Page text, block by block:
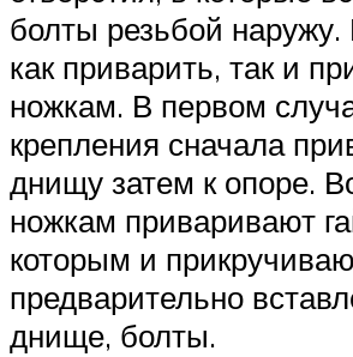
болты резьбой
как приварить, так и
ножкам. В первом
крепления сначала
днищу затем к опоре.
ножкам приваривают
которым и
предварительно
днище, болты.